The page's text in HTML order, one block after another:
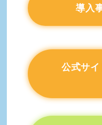
導入
公式サ